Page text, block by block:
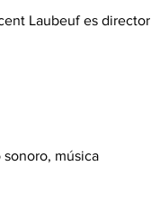
Laubeuf es director
música